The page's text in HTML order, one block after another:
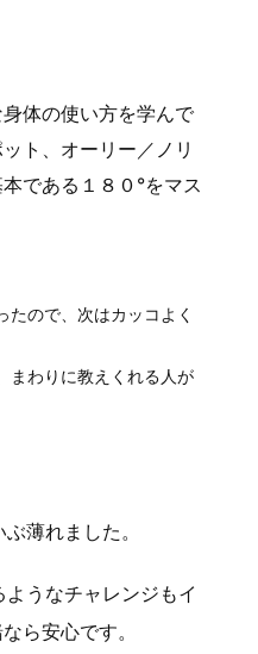
体の使い方を学んで
ト、オーリー／ノリ
である１８０°をマス
たので、次はカッコよく
まわりに教えくれる人が
薄れました。
うなチャレンジもイ
ら安心です。